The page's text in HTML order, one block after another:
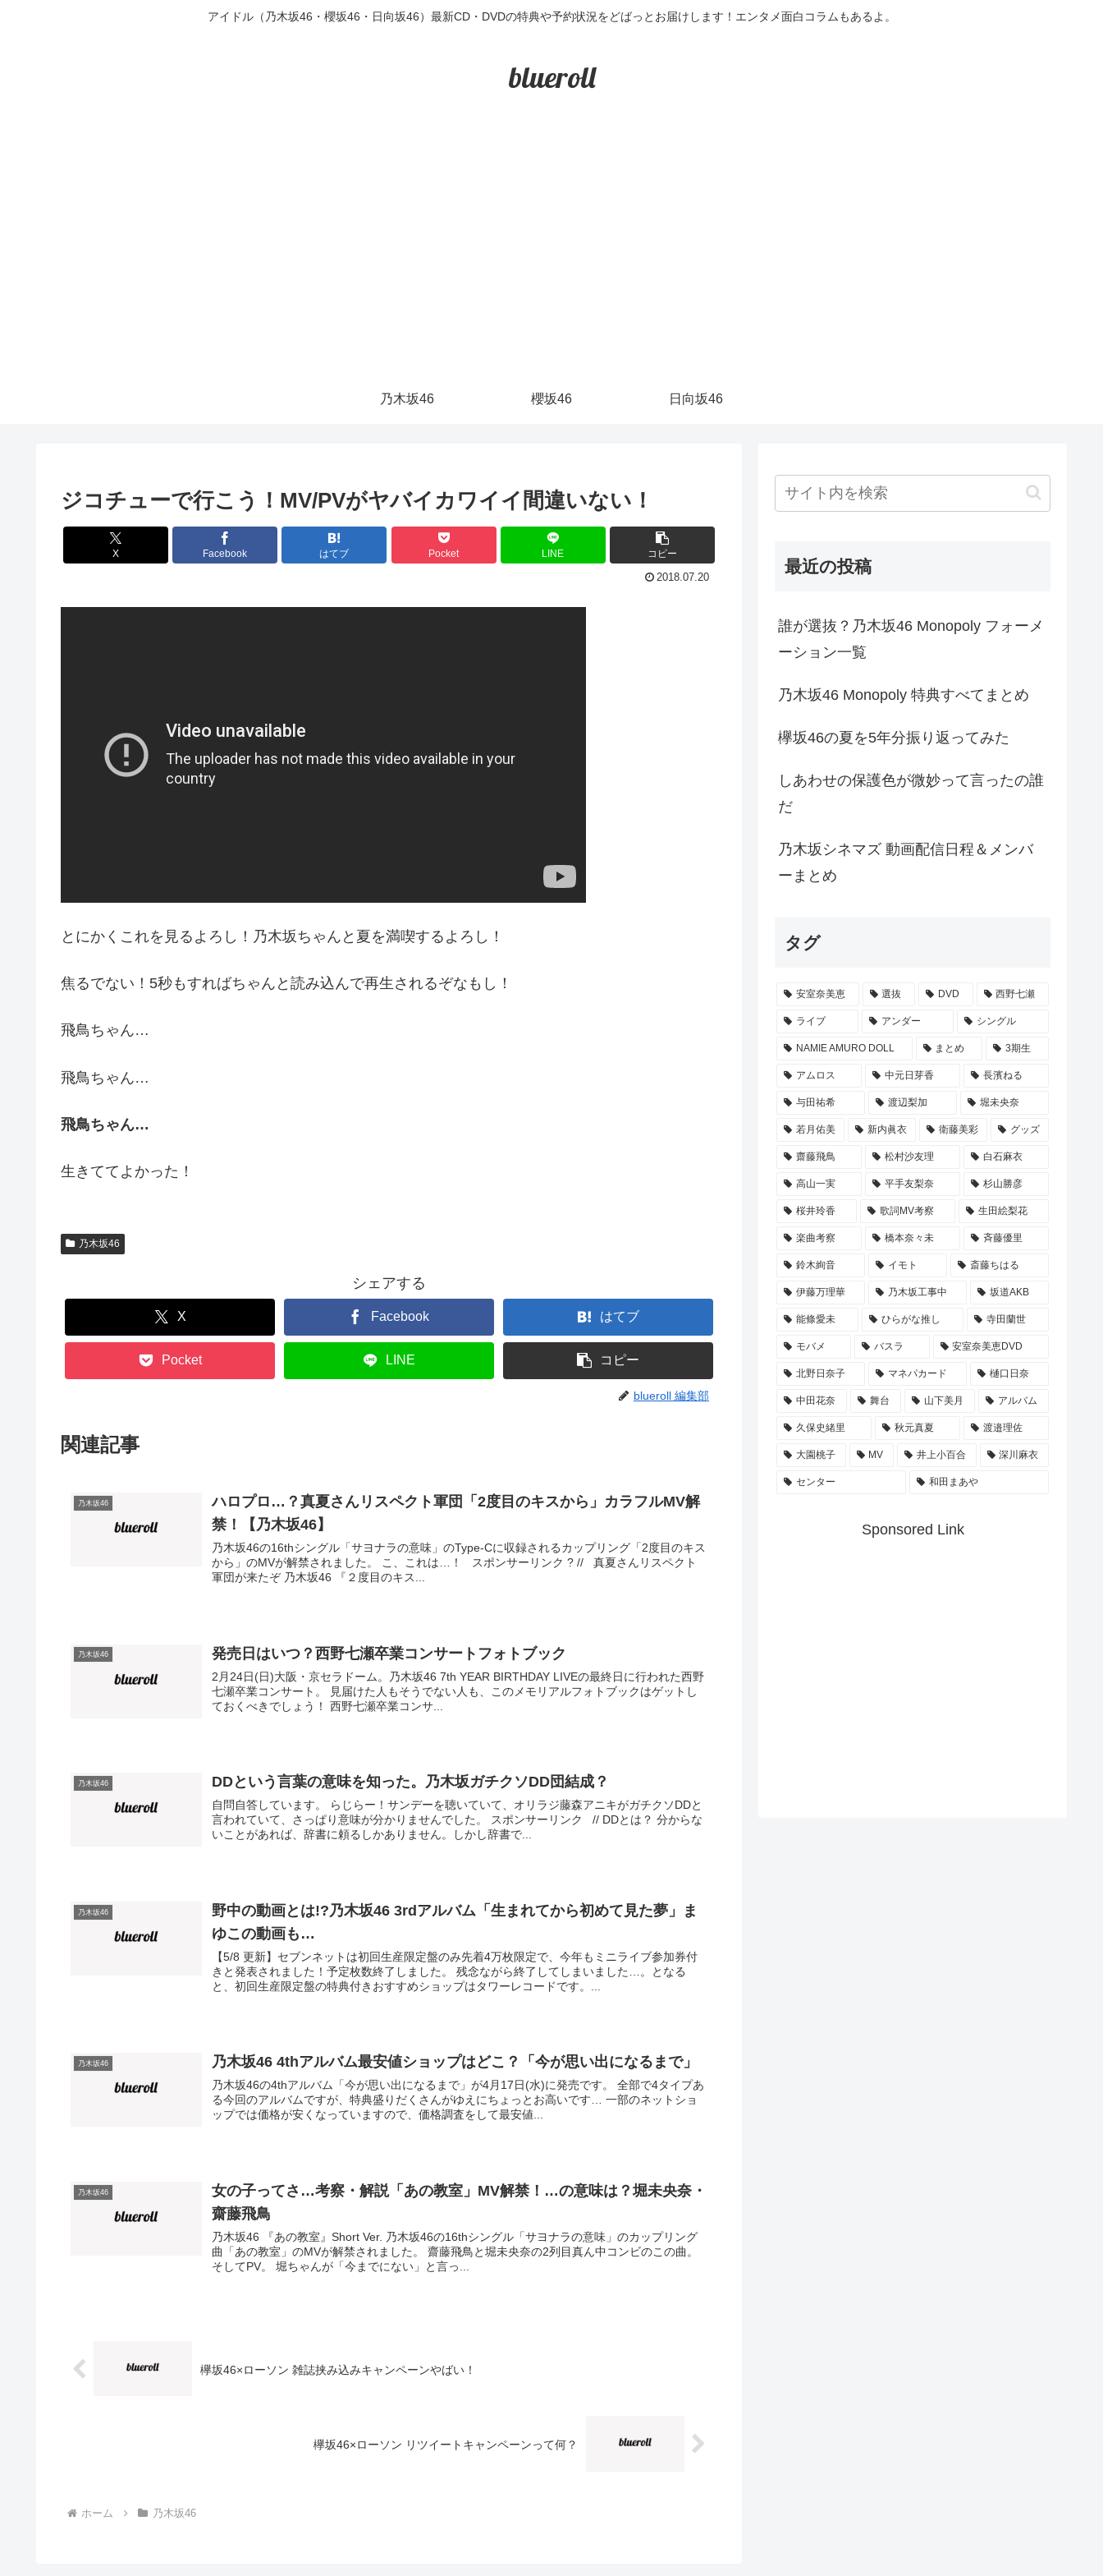
アイドル（乃木坂46・櫻坂46・日向坂46）最新CD・DVDの特典や予約状況をどばっとお届けします！エンタメ面白コラムもあるよ。
blueroll
乃木坂46 櫻坂46 日向坂46
ジコチューで行こう！MV/PVがヤバイカワイイ間違いない！
X Facebook はてブ Pocket LINE コピー
2018.07.20
とにかくこれを見るよろし！乃木坂ちゃんと夏を満喫するよろし！
焦るでない！5秒もすればちゃんと読み込んで再生されるぞなもし！
飛鳥ちゃん…
飛鳥ちゃん…
飛鳥ちゃん…
生きててよかった！
乃木坂46
シェアする
X Facebook はてブ
Pocket LINE コピー
blueroll 編集部
関連記事
乃木坂46
ハロプロ…？真夏さんリスペクト軍団「2度目のキスから」カラフルMV解
禁！【乃木坂46】
乃木坂46の16thシングル「サヨナラの意味」のType-Cに収録されるカップリング「2度目のキス
から」のMVが解禁されました。 こ、これは…！ スポンサーリンク ? // 真夏さんリスペクト
軍団が来たぞ 乃木坂46 『２度目のキス...
乃木坂46 発売日はいつ？西野七瀬卒業コンサートフォトブック
2月24日(日)大阪・京セラドーム。乃木坂46 7th YEAR BIRTHDAY LIVEの最終日に行われた西野
七瀬卒業コンサート。 見届けた人もそうでない人も、このメモリアルフォトブックはゲットし
ておくべきでしょう！ 西野七瀬卒業コンサ...
乃木坂46 DDという言葉の意味を知った。乃木坂ガチクソDD団結成？
自問自答しています。 らじらー！サンデーを聴いていて、オリラジ藤森アニキがガチクソDDと
言われていて、さっぱり意味が分かりませんでした。 スポンサーリンク // DDとは？ 分からな
いことがあれば、辞書に頼るしかありません。しかし辞書で...
乃木坂46
野中の動画とは!?乃木坂46 3rdアルバム「生まれてから初めて見た夢」ま
ゆこの動画も…
【5/8 更新】セブンネットは初回生産限定盤のみ先着4万枚限定で、今年もミニライブ参加券付
きと発表されました！予定枚数終了しました。 残念ながら終了してしまいました…。となる
と、初回生産限定盤の特典付きおすすめショップはタワーレコードです。...
乃木坂46 乃木坂46 4thアルバム最安値ショップはどこ？「今が思い出になるまで」
乃木坂46の4thアルバム「今が思い出になるまで」が4月17日(水)に発売です。 全部で4タイプあ
る今回のアルバムですが、特典盛りだくさんがゆえにちょっとお高いです… 一部のネットショ
ップでは価格が安くなっていますので、価格調査をして最安値...
乃木坂46
女の子ってさ…考察・解説「あの教室」MV解禁！…の意味は？堀未央奈・
齋藤飛鳥
乃木坂46 『あの教室』Short Ver. 乃木坂46の16thシングル「サヨナラの意味」のカップリング
曲「あの教室」のMVが解禁されました。 齋藤飛鳥と堀未央奈の2列目真ん中コンビのこの曲。
そしてPV。 堀ちゃんが「今までにない」と言っ...
欅坂46×ローソン 雑誌挟み込みキャンペーンやばい！
欅坂46×ローソン リツイートキャンペーンって何？
ホーム 乃木坂46
最近の投稿
誰が選抜？乃木坂46 Monopoly フォーメ
ーション一覧
乃木坂46 Monopoly 特典すべてまとめ
欅坂46の夏を5年分振り返ってみた
しあわせの保護色が微妙って言ったの誰
だ
乃木坂シネマズ 動画配信日程＆メンバ
ーまとめ
タグ
安室奈美恵 選抜 DVD 西野七瀬
ライブ アンダー シングル
NAMIE AMURO DOLL まとめ 3期生
アムロス 中元日芽香 長濱ねる
与田祐希 渡辺梨加 堀未央奈
若月佑美 新内眞衣 衛藤美彩 グッズ
齋藤飛鳥 松村沙友理 白石麻衣
高山一実 平手友梨奈 杉山勝彦
桜井玲香 歌詞MV考察 生田絵梨花
楽曲考察 橋本奈々未 斉藤優里
鈴木絢音 イモト 斎藤ちはる
伊藤万理華 乃木坂工事中 坂道AKB
能條愛未 ひらがな推し 寺田蘭世
モバメ バスラ 安室奈美恵DVD
北野日奈子 マネパカード 樋口日奈
中田花奈 舞台 山下美月 アルバム
久保史緒里 秋元真夏 渡邉理佐
大園桃子 MV 井上小百合 深川麻衣
センター 和田まあや
Sponsored Link